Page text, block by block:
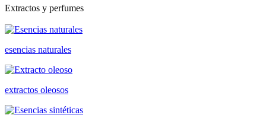
Extractos y perfumes
esencias naturales
extractos oleosos